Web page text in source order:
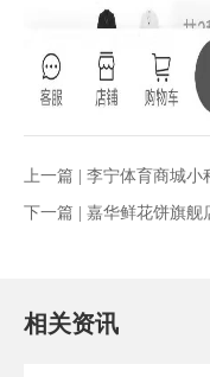
上一篇 | 李宁体育商城小
下一篇 | 嘉华鲜花饼旗舰
相关资讯